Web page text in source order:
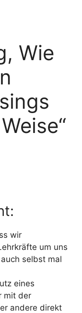
Wie
wir
um uns
selbst mal
eines
mit der
andere direkt